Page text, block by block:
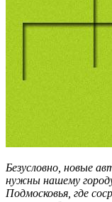
Безусловно, новые
нужны нашему
Подмосковья, где